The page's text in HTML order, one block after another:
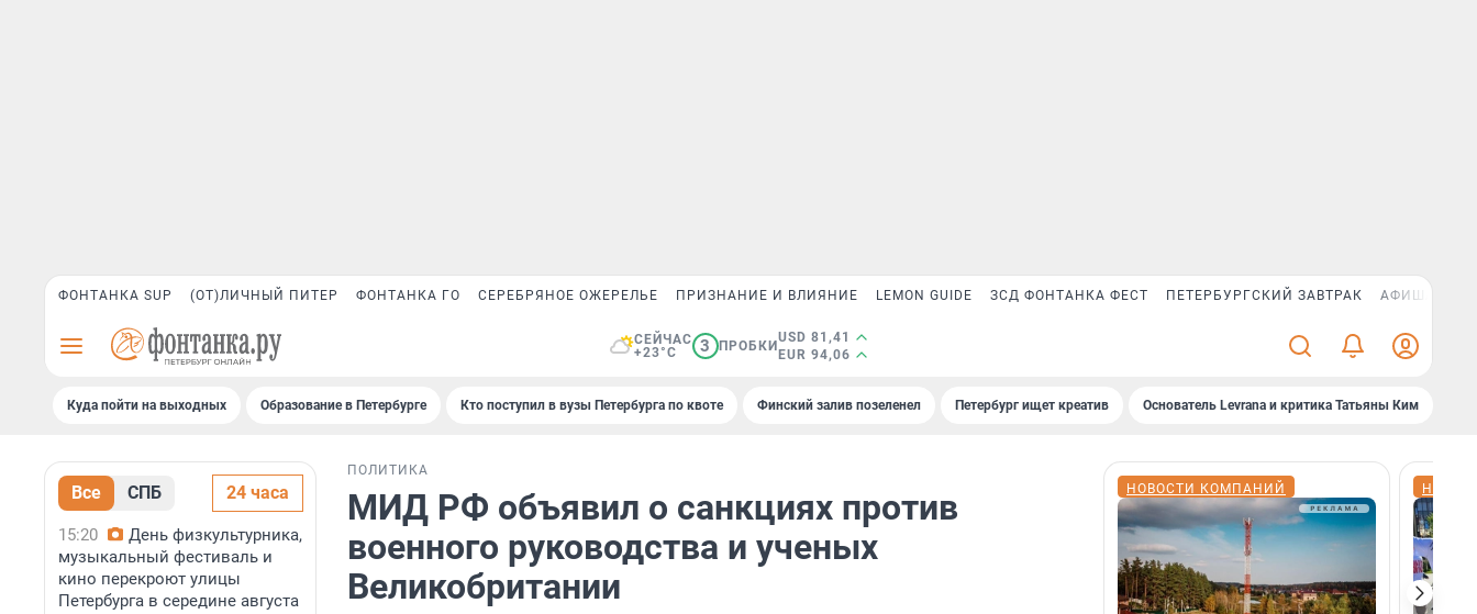
ФОНТАНКА SUP (ОТ)ЛИЧНЫЙ ПИТЕР ФОНТАНКА ГО СЕРЕБРЯНОЕ ОЖЕРЕЛЬЕ ПРИЗНАНИЕ И ВЛИЯНИЕ LEMON GUIDE ЗСД ФОНТАНКА ФЕСТ ПЕТЕРБУРГСКИЙ ЗАВТРАК АФИША PLUS
СЕЙЧАС
+23°C
3 ПРОБКИ
USD 81,41
EUR 94,06
Куда пойти на выходных Образование в Петербурге Кто поступил в вузы Петербурга по квоте Финский залив позеленел Петербург ищет креатив Основатель Levrana и критика Татьяны Ким
Все СПБ 24 часа
15:20
День физкультурника,
музыкальный фестиваль и
кино перекроют улицы
Петербурга в середине августа
ПОЛИТИКА
МИД РФ объявил о санкциях против
военного руководства и ученых
Великобритании
НОВОСТИ КОМПАНИЙ